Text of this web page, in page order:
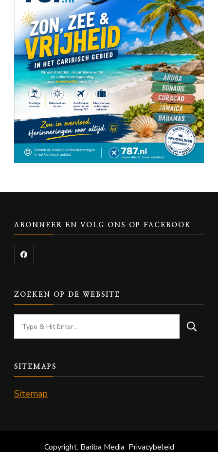
ABONNEER EN VOLG ONS OP FACEBOOK
ZOEKEN OP DE WEBSITE
Looking
for
SITEMAPS
Sitemap
Copyright: Bariba Media Privacybeleid